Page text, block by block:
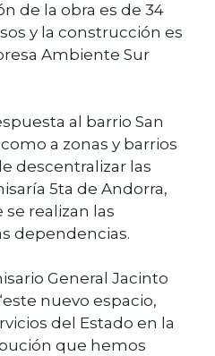
de la obra es de 34
y la construcción es
Ambiente Sur
al barrio San
a zonas y barrios
descentralizar las
5ta de Andorra,
realizan las
dependencias.
General Jacinto
nuevo espacio,
del Estado en la
que hemos